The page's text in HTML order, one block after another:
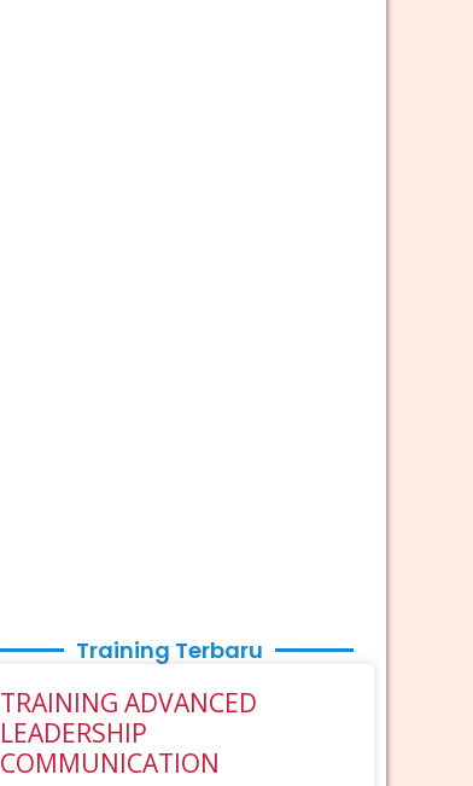
Training Terbaru
TRAINING ADVANCED
LEADERSHIP
COMMUNICATION